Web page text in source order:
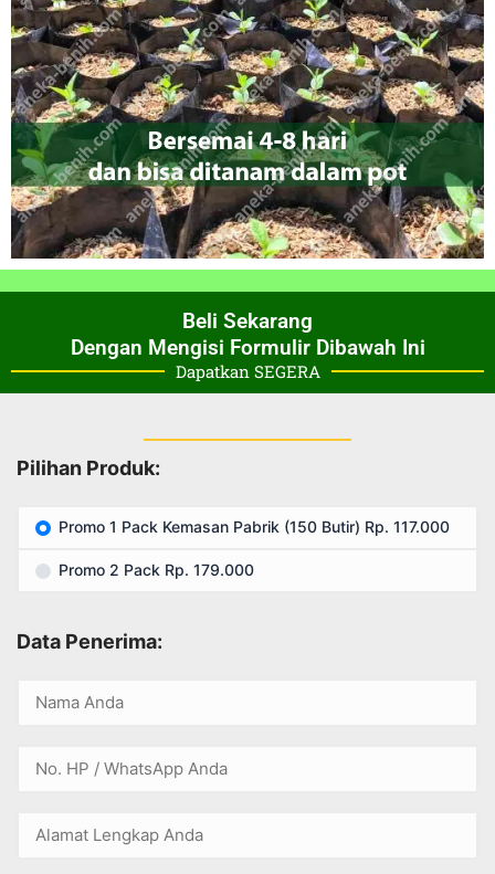
Beli Sekarang
Dengan Mengisi Formulir Dibawah Ini
Dapatkan SEGERA
Pilihan Produk:
Promo 1 Pack Kemasan Pabrik (150 Butir) Rp. 117.000
Promo 2 Pack Rp. 179.000
Data Penerima: